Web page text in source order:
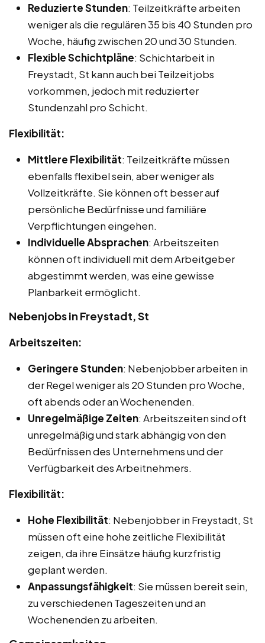
Reduzierte Stunden: Teilzeitkräfte arbeiten
weniger als die regulären 35 bis 40 Stunden pro
Woche, häufig zwischen 20 und 30 Stunden.
Flexible Schichtpläne: Schichtarbeit in
Freystadt, St kann auch bei Teilzeitjobs
vorkommen, jedoch mit reduzierter
Stundenzahl pro Schicht.
Flexibilität:
Mittlere Flexibilität: Teilzeitkräfte müssen
ebenfalls flexibel sein, aber weniger als
Vollzeitkräfte. Sie können oft besser auf
persönliche Bedürfnisse und familiäre
Verpflichtungen eingehen.
Individuelle Absprachen: Arbeitszeiten
können oft individuell mit dem Arbeitgeber
abgestimmt werden, was eine gewisse
Planbarkeit ermöglicht.
Nebenjobs in Freystadt, St
Arbeitszeiten:
Geringere Stunden: Nebenjobber arbeiten in
der Regel weniger als 20 Stunden pro Woche,
oft abends oder an Wochenenden.
Unregelmäßige Zeiten: Arbeitszeiten sind oft
unregelmäßig und stark abhängig von den
Bedürfnissen des Unternehmens und der
Verfügbarkeit des Arbeitnehmers.
Flexibilität:
Hohe Flexibilität: Nebenjobber in Freystadt, St
müssen oft eine hohe zeitliche Flexibilität
zeigen, da ihre Einsätze häufig kurzfristig
geplant werden.
Anpassungsfähigkeit: Sie müssen bereit sein,
zu verschiedenen Tageszeiten und an
Wochenenden zu arbeiten.